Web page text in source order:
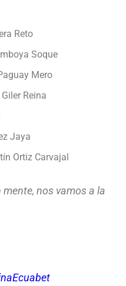
Reto
Soque
Mero
Reina
Jaya
Ortiz Carvajal
nos vamos a la